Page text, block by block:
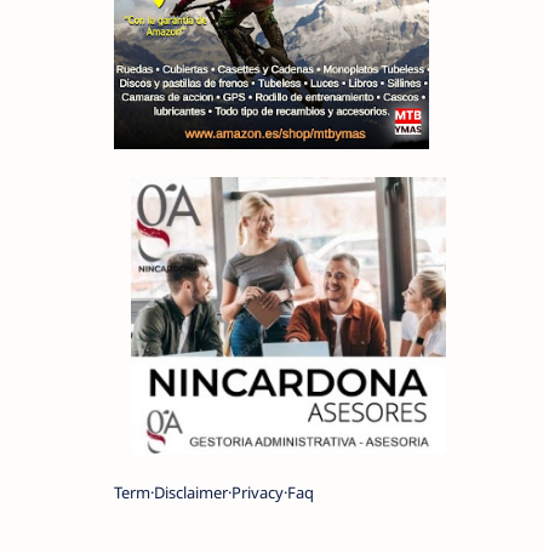
Term Disclaimer Privacy Faq